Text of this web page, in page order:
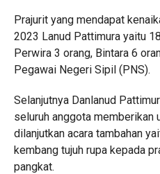
Prajurit yang mendapat
2023 Lanud Pattimura yaitu
Perwira 3 orang, Bintara 6
Pegawai Negeri Sipil (PNS).
Selanjutnya Danlanud
seluruh anggota memberikan
dilanjutkan acara tambahan
kembang tujuh rupa kepada
pangkat.